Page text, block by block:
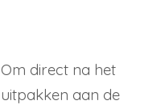
Om direct na het
uitpakken aan de